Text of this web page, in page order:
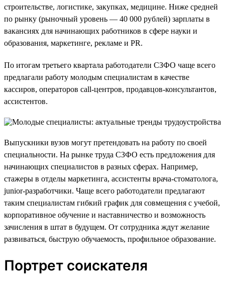
строительстве, логистике, закупках, медицине. Ниже средней
по рынку (рыночный уровень — 40 000 рублей) зарплаты в
вакансиях для начинающих работников в сфере науки и
образования, маркетинге, рекламе и PR.
По итогам третьего квартала работодатели СЗФО чаще всего
предлагали работу молодым специалистам в качестве
кассиров, операторов call-центров, продавцов-консультантов,
ассистентов.
Выпускники вузов могут претендовать на работу по своей
специальности. На рынке труда СЗФО есть предложения для
начинающих специалистов в разных сферах. Например,
стажеры в отделы маркетинга, ассистенты врача-стоматолога,
junior-разработчики. Чаще всего работодатели предлагают
таким специалистам гибкий график для совмещения с учебой,
корпоративное обучение и наставничество и возможность
зачисления в штат в будущем. От сотрудника ждут желание
развиваться, быструю обучаемость, профильное образование.
Портрет соискателя